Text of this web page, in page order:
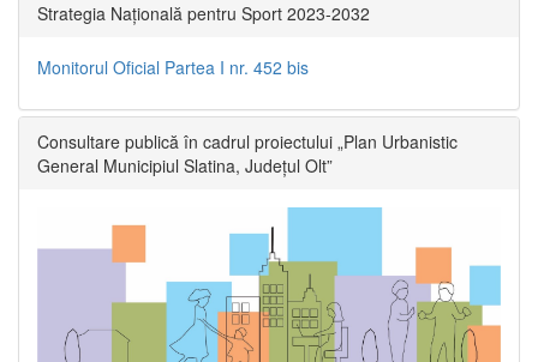
Strategia Națională pentru Sport 2023-2032
Monitorul Oficial Partea I nr. 452 bis
Consultare publică în cadrul proiectului „Plan Urbanistic
General Municipiul Slatina, Județul Olt”